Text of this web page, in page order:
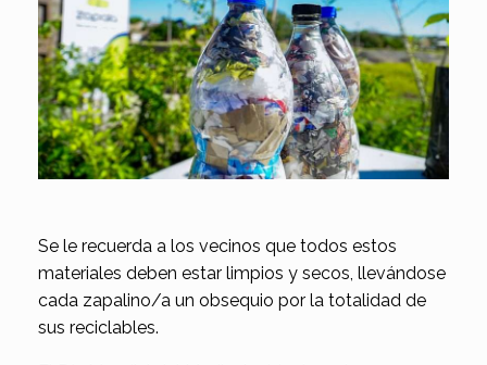
Se le recuerda a los vecinos que todos estos
materiales deben estar limpios y secos, llevándose
cada zapalino/a un obsequio por la totalidad de
sus reciclables.